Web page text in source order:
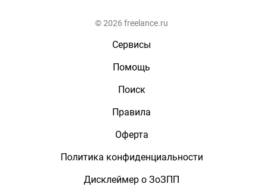
© 2026 freelance.ru
Сервисы
Помощь
Поиск
Правила
Оферта
Политика конфиденциальности
Дисклеймер о ЗоЗПП